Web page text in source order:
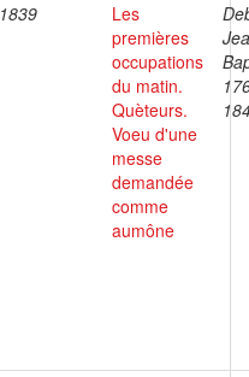
1839
Les
premières
occupations
du matin.
Quèteurs.
Voeu d'une
messe
demandée
comme
aumône